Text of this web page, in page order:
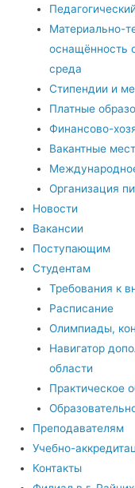
Материально-
оснащённость
среда
Стипендии и
Платные
Финансово-
Вакантные
Организация
Новости
Вакансии
Поступающим
Студентам
Требования к
Расписание
Олимпиады,
Навигатор
области
Практическое
Преподавателям
Учебно-
Контакты